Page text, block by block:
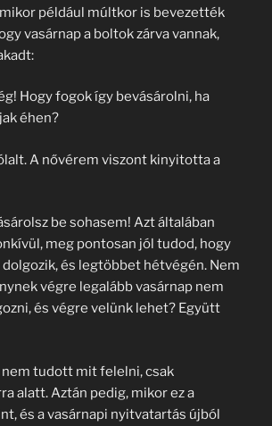
például múltkor is bevezették
vasárnap a boltok zárva vannak,
Hogy fogok így bevásárolni, ha
éhen?
A nővérem viszont kinyitotta a
be sohasem! Azt általában
meg pontosan jól tudod, hogy
és legtöbbet hétvégén. Nem
végre legalább vasárnap nem
és végre velünk lehet? Együtt
nem tudott mit felelni, csak
alatt. Aztán pedig, mikor ez a
és a vasárnapi nyitvatartás újból